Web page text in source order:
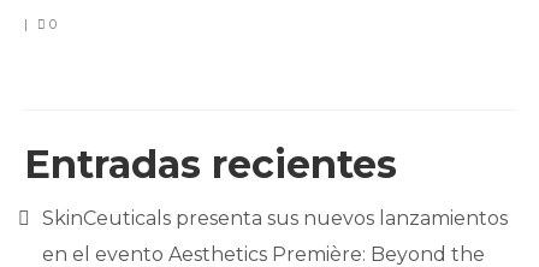
BLOG
| 0
Entradas recientes
SkinCeuticals presenta sus nuevos lanzamientos
en el evento Aesthetics Première: Beyond the